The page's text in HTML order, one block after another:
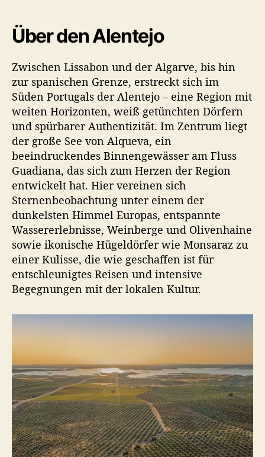
Über den Alentejo
Zwischen Lissabon und der Algarve, bis hin
zur spanischen Grenze, erstreckt sich im
Süden Portugals der Alentejo – eine Region mit
weiten Horizonten, weiß getünchten Dörfern
und spürbarer Authentizität. Im Zentrum liegt
der große See von Alqueva, ein
beeindruckendes Binnengewässer am Fluss
Guadiana, das sich zum Herzen der Region
entwickelt hat. Hier vereinen sich
Sternenbeobachtung unter einem der
dunkelsten Himmel Europas, entspannte
Wassererlebnisse, Weinberge und Olivenhaine
sowie ikonische Hügeldörfer wie Monsaraz zu
einer Kulisse, die wie geschaffen ist für
entschleunigtes Reisen und intensive
Begegnungen mit der lokalen Kultur.